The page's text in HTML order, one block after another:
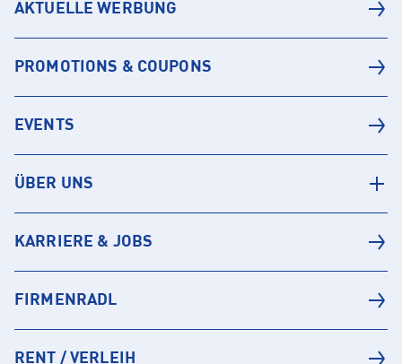
AKTUELLE WERBUNG
PROMOTIONS & COUPONS
EVENTS
ÜBER UNS
KARRIERE & JOBS
FIRMENRADL
RENT / VERLEIH